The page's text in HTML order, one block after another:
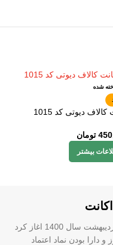
شده
کالاف دیوتی کد 1015
تومان
بیشتر
وبسایت کامیار اکانت فعالیت خود را از اردیبهشت سال 1400 اغاز کرد
در روز و دارا بودن نماد اعتماد